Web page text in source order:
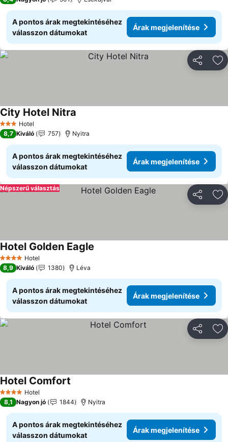
A pontos árak megtekintéséhez
válasszon dátumokat
Árak megjelenítése
3 Kategória
Hotel
City Hotel Nitra
8,7 Kiváló 757 Nyitra
A pontos árak megtekintéséhez
válasszon dátumokat
Árak megjelenítése
Népszerű választás
4 KategóriaHotel
Hotel Golden Eagle
8,9 Kiváló 1380 Léva
A pontos árak megtekintéséhez
válasszon dátumokat
Árak megjelenítése
4 KategóriaHotel
Hotel Comfort
8,1 Nagyon jó 1844 Nyitra
A pontos árak megtekintéséhez
válasszon dátumokat
Árak megjelenítése